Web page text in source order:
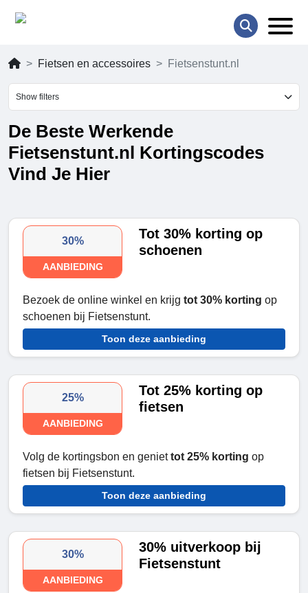
Fietsen en accessoires Fietsenstunt.nl
Show filters
De Beste Werkende
Fietsenstunt.nl Kortingscodes
Vind Je Hier
30%
AANBIEDING
Tot 30% korting op
schoenen
Bezoek de online winkel en krijg tot 30% korting op
schoenen bij Fietsenstunt.
Toon deze aanbieding
25%
AANBIEDING
Tot 25% korting op
fietsen
Volg de kortingsbon en geniettot 25% korting op
fietsen bij Fietsenstunt.
Toon deze aanbieding
30%
AANBIEDING
30% uitverkoop bij
Fietsenstunt